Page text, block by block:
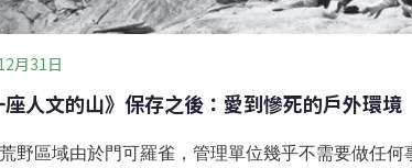
月31日
座人文的山》保存之後：愛到慘死的戶外環境
野區域由於門可羅雀，管理單位幾乎不需要做任何